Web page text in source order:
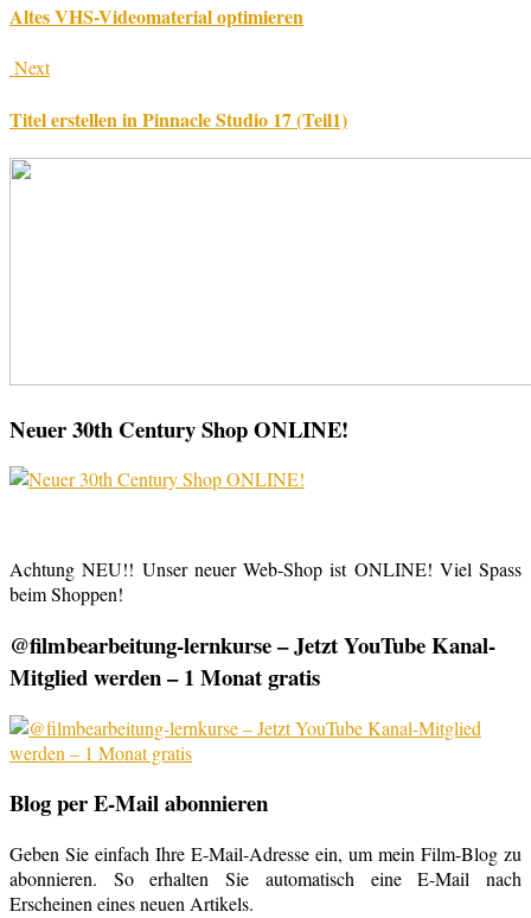
Altes VHS-Videomaterial optimieren
Next
Titel erstellen in Pinnacle Studio 17 (Teil1)
Neuer 30th Century Shop ONLINE!
Achtung NEU!! Unser neuer Web-Shop ist ONLINE! Viel Spass
beim Shoppen!
@filmbearbeitung-lernkurse – Jetzt YouTube Kanal-
Mitglied werden – 1 Monat gratis
Blog per E-Mail abonnieren
Geben Sie einfach Ihre E-Mail-Adresse ein, um mein Film-Blog zu
abonnieren. So erhalten Sie automatisch eine E-Mail nach
Erscheinen eines neuen Artikels.